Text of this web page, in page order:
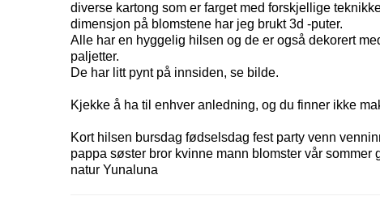
diverse kartong som er farget med forskjellige
dimensjon på blomstene har jeg brukt 3d -puter.
Alle har en hyggelig hilsen og de er også dekorert
paljetter.
De har litt pynt på innsiden, se bilde.
Kjekke å ha til enhver anledning, og du finner ikke
Kort hilsen bursdag fødselsdag fest party venn
pappa søster bror kvinne mann blomster vår sommer
natur Yunaluna